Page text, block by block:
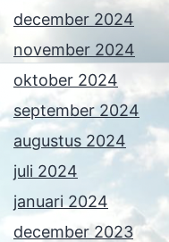
december 2024
november 2024
oktober 2024
september 2024
augustus 2024
juli 2024
januari 2024
december 2023